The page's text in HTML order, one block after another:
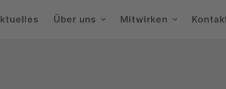
Über uns Mitwirken